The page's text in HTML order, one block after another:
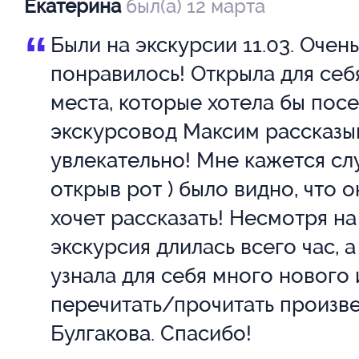
нырять в прошлое, если и
головой в мир булгаковского
только на таком трамвае —
красивом. Такой трамвай —
ушедших времен,
десятилетий, которые прошли
Но Москва, несомненно,
видели ее современники
автор «Мастера и
Екатеринабыл(а) 12 марта
“ Были на экскурсии 11.03. Очень
понравилось! Открыла для
места, которые хотела бы
экскурсовод Максим
увлекательно! Мне кажется
открыв рот ) было видно, что
хочет рассказать! Несмотря
экскурсия длилась всего час,
узнала для себя много нового
перечитать/прочитать
Булгакова. Спасибо!